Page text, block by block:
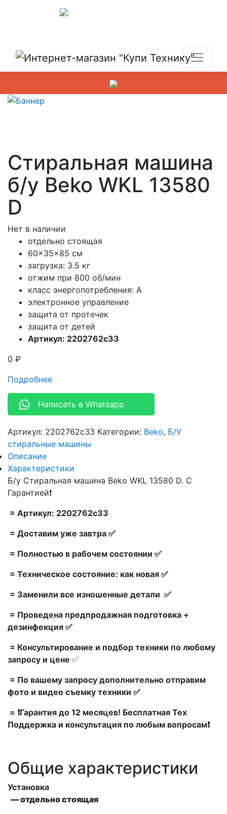
Стиральная машина
б/у Beko WKL 13580
D
Нет в наличии
отдельно стоящая
60x35x85 см
загрузка: 3.5 кг
отжим при 800 об/мин
класс энергопотребления: A
электронное управление
защита от протечек
защита от детей
Артикул: 2202762c33
0 ₽
Подробнее
Написать в Whatsapp
Артикул: 2202762c33 Категории: Beko, Б/У
стиральные машины
Описание
Характеристики
Б/у Стиральная машина Beko WKL 13580 D. С
Гарантией❗
= Артикул: 2202762c33
= Доставим уже завтра ✅
= Полностью в рабочем состоянии ✅
= Техническое состояние: как новая ✅
= Заменили все изношенные детали ✅
= Проведена предпродажная подготовка +
дезинфекция ✅
= Консультирование и подбор техники по любому
запросу и цене ✅
= По вашему запросу дополнительно отправим
фото и видео съемку техники ✅
= ❗Гарантия до 12 месяцев! Бесплатная Тех
Поддержка и консультация по любым вопросам❗
Общие характеристики
Установка
— отдельно стоящая